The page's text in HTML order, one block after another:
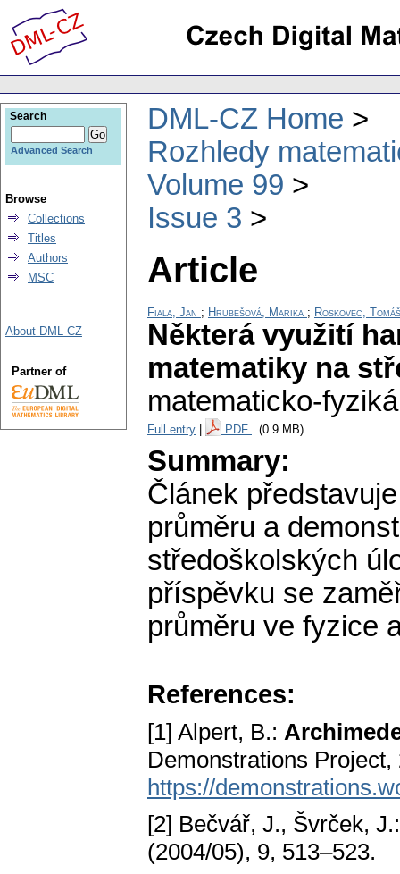
DML-CZ Home
Rozhledy
Volume 99
Issue 3
Article
Fiala, Jan ; Hrubešová, Marika ; Roskovec, Tomáš
Některá využití
matematiky na
matematicko-
Full entry PDF (0.9 MB)
Summary:
Článek
průměru a
středoškolských
příspěvku se
průměru ve fyzice
References:
[1] Alpert, B.:
Demonstrations Project,
https://
[2] Bečvář, J., Švrček,
(2004/05), 9, 513–523.
Search
Advanced Search
Browse
Collections
Titles
Authors
MSC
About DML-CZ
Partner of